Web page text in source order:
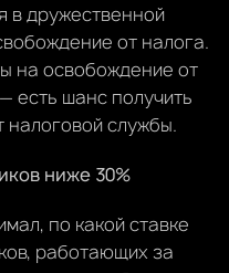
в дружественной
от налога.
на освобождение от
есть шанс получить
службы.
ниже 30%
по какой ставке
работающих за